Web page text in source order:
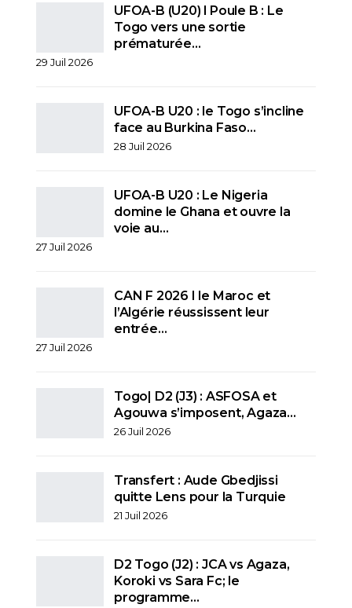
UFOA-B (U20) l Poule B : Le
Togo vers une sortie
prématurée…
29 Juil 2026
UFOA-B U20 : le Togo s’incline
face au Burkina Faso…
28 Juil 2026
UFOA-B U20 : Le Nigeria
domine le Ghana et ouvre la
voie au…
27 Juil 2026
CAN F 2026 I le Maroc et
l’Algérie réussissent leur
entrée…
27 Juil 2026
Togo| D2 (J3) : ASFOSA et
Agouwa s’imposent, Agaza…
26 Juil 2026
Transfert : Aude Gbedjissi
quitte Lens pour la Turquie
21 Juil 2026
D2 Togo (J2) : JCA vs Agaza,
Koroki vs Sara Fc; le
programme…